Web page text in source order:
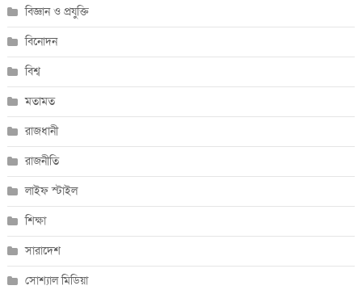
বিজ্ঞান ও প্রযুক্তি
বিনোদন
বিশ্ব
মতামত
রাজধানী
রাজনীতি
লাইফ স্টাইল
শিক্ষা
সারাদেশ
সোশ্যাল মিডিয়া